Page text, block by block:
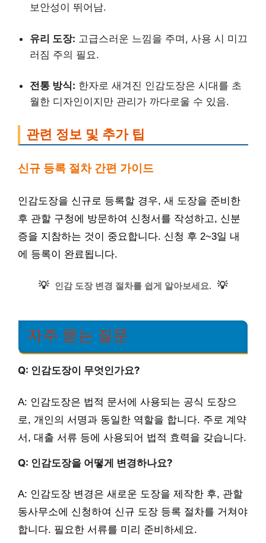
보안성이 뛰어남.
유리 도장: 고급스러운 느낌을 주며, 사용 시 미끄
러짐 주의 필요.
전통 방식: 한자로 새겨진 인감도장은 시대를 초
월한 디자인이지만 관리가 까다로울 수 있음.
관련 정보 및 추가 팁
신규 등록 절차 간편 가이드
인감도장을 신규로 등록할 경우, 새 도장을 준비한
후 관할 구청에 방문하여 신청서를 작성하고, 신분
증을 지참하는 것이 중요합니다. 신청 후 2~3일 내
에 등록이 완료됩니다.
💡 인감 도장 변경 절차를 쉽게 알아보세요. 💡
자주 묻는 질문
Q: 인감도장이 무엇인가요?
A: 인감도장은 법적 문서에 사용되는 공식 도장으
로, 개인의 서명과 동일한 역할을 합니다. 주로 계약
서, 대출 서류 등에 사용되어 법적 효력을 갖습니다.
Q: 인감도장을 어떻게 변경하나요?
A: 인감도장 변경은 새로운 도장을 제작한 후, 관할
동사무소에 신청하여 신규 도장 등록 절차를 거쳐야
합니다. 필요한 서류를 미리 준비하세요.